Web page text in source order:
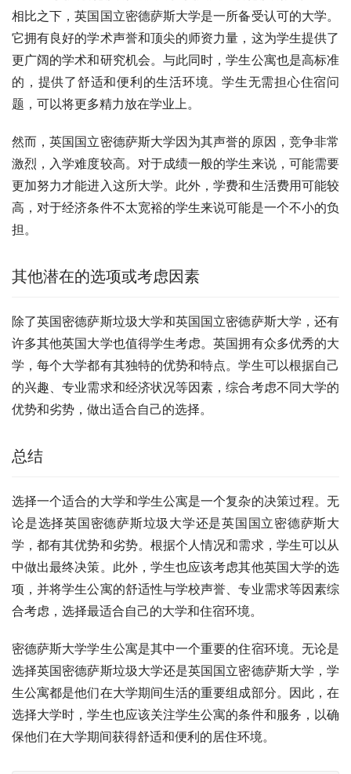
相比之下，英国国立密德萨斯大学是一所备受认可的大学。
它拥有良好的学术声誉和顶尖的师资力量，这为学生提供了
更广阔的学术和研究机会。与此同时，学生公寓也是高标准
的，提供了舒适和便利的生活环境。学生无需担心住宿问
题，可以将更多精力放在学业上。
然而，英国国立密德萨斯大学因为其声誉的原因，竞争非常
激烈，入学难度较高。对于成绩一般的学生来说，可能需要
更加努力才能进入这所大学。此外，学费和生活费用可能较
高，对于经济条件不太宽裕的学生来说可能是一个不小的负
担。
其他潜在的选项或考虑因素
除了英国密德萨斯垃圾大学和英国国立密德萨斯大学，还有
许多其他英国大学也值得学生考虑。英国拥有众多优秀的大
学，每个大学都有其独特的优势和特点。学生可以根据自己
的兴趣、专业需求和经济状况等因素，综合考虑不同大学的
优势和劣势，做出适合自己的选择。
总结
选择一个适合的大学和学生公寓是一个复杂的决策过程。无
论是选择英国密德萨斯垃圾大学还是英国国立密德萨斯大
学，都有其优势和劣势。根据个人情况和需求，学生可以从
中做出最终决策。此外，学生也应该考虑其他英国大学的选
项，并将学生公寓的舒适性与学校声誉、专业需求等因素综
合考虑，选择最适合自己的大学和住宿环境。
密德萨斯大学学生公寓是其中一个重要的住宿环境。无论是
选择英国密德萨斯垃圾大学还是英国国立密德萨斯大学，学
生公寓都是他们在大学期间生活的重要组成部分。因此，在
选择大学时，学生也应该关注学生公寓的条件和服务，以确
保他们在大学期间获得舒适和便利的居住环境。